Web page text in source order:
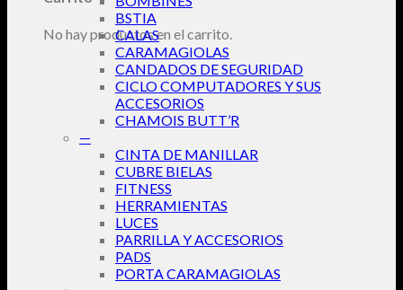
No hay productos en el carrito.
BSTIA
CALAS
CARAMAGIOLAS
CANDADOS DE SEGURIDAD
CICLO COMPUTADORES Y SUS
ACCESORIOS
CHAMOIS BUTT’R
—
CINTA DE MANILLAR
CUBRE BIELAS
FITNESS
HERRAMIENTAS
LUCES
PARRILLA Y ACCESORIOS
PADS
PORTA CARAMAGIOLAS